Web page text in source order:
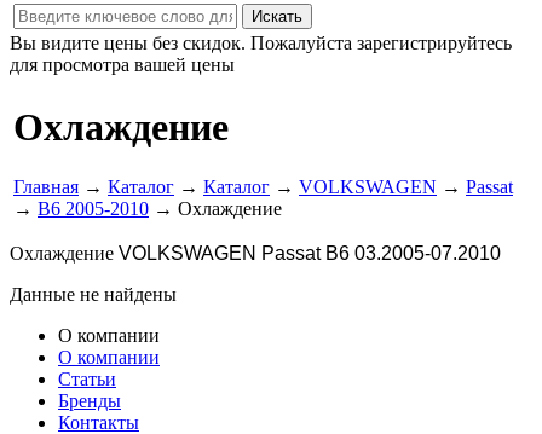
Вы видите цены без скидок. Пожалуйста зарегистрируйтесь
для просмотра вашей цены
Охлаждение
Главная → Каталог → Каталог → VOLKSWAGEN → Passat
→ B6 2005-2010 → Охлаждение
Охлаждение VOLKSWAGEN Passat B6 03.2005-07.2010
Данные не найдены
О компании
О компании
Статьи
Бренды
Контакты